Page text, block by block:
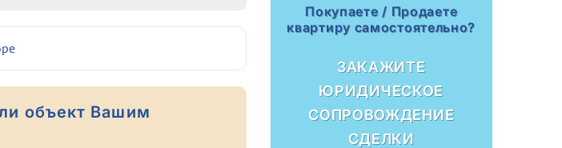
объект Вашим
Покупаете / Продаете
квартиру самостоятельно?
ЗАКАЖИТЕ
ЮРИДИЧЕСКОЕ
СОПРОВОЖДЕНИЕ
СДЕЛКИ